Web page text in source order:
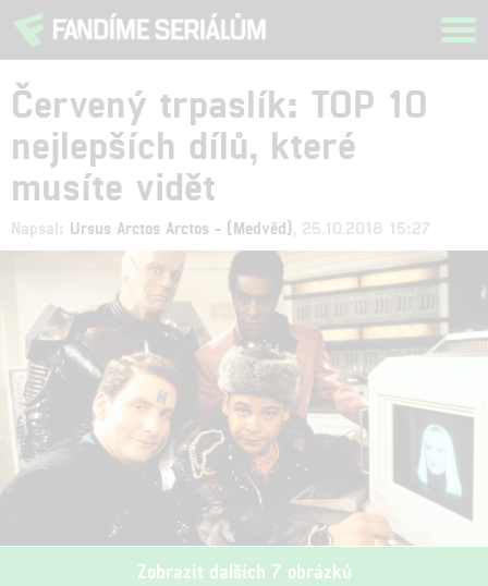
Červený trpaslík: TOP 10
nejlepších dílů, které
musíte vidět
Napsal: Ursus Arctos Arctos - (Medvěd) , 25.10.2018 15:27
Zobrazit dalších 7 obrázků